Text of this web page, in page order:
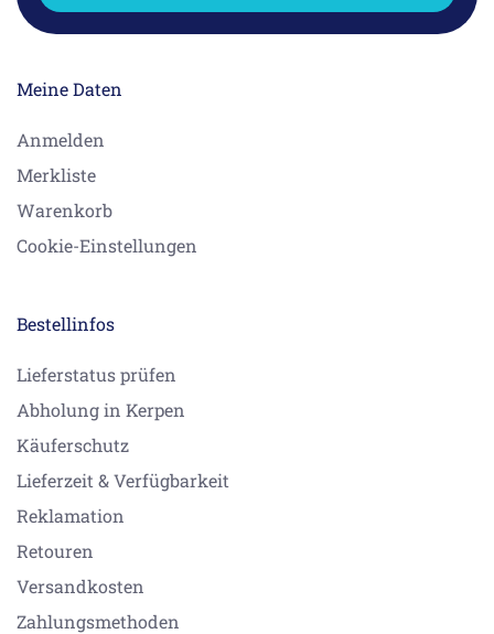
Meine Daten
Anmelden
Merkliste
Warenkorb
Cookie-Einstellungen
Bestellinfos
Lieferstatus prüfen
Abholung in Kerpen
Käuferschutz
Lieferzeit & Verfügbarkeit
Reklamation
Retouren
Versandkosten
Zahlungsmethoden